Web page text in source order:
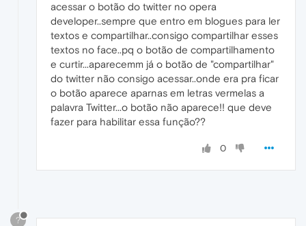
acessar o botão do twitter no opera
developer..sempre que entro em blogues para ler
textos e compartilhar..consigo compartilhar esses
textos no face..pq o botão de compartilhamento
e curtir...aparecemm já o botão de "compartilhar"
do twitter não consigo acessar..onde era pra ficar
o botão aparece aparnas em letras vermelas a
palavra Twitter...o botão não aparece!! que deve
fazer para habilitar essa função??
0
?